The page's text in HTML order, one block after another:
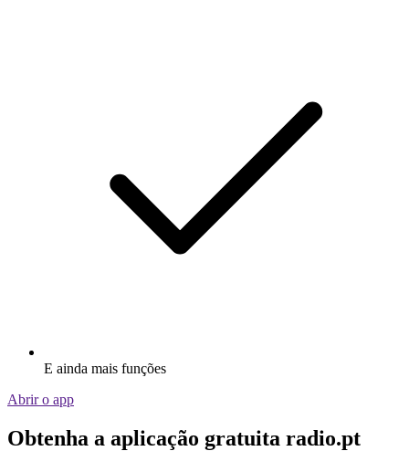
E ainda mais funções
Abrir o app
Obtenha a aplicação gratuita radio.pt